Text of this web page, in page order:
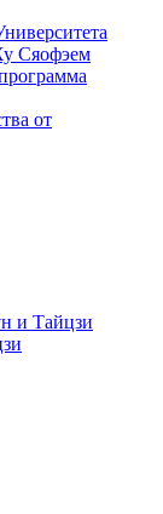
Сяофэем
от
и Тайцзи